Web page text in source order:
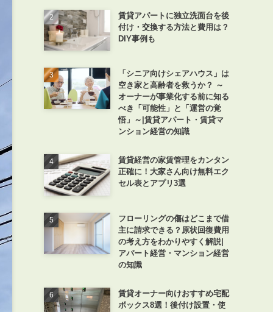
賃貸アパートに独立洗面台を後
付け・交換する方法と費用は？
DIY事例も
「シニア向けシェアハウス」は
空き家と高齢者を救うか？ ～
オーナーが事業化する前に知る
べき「可能性」と「運営の覚
悟」～|賃貸アパート・賃貸マ
ンション経営の知識
賃貸経営の家賃管理をカンタン
正確に！大家さん向け無料エク
セル表とアプリ3選
フローリングの傷はどこまで借
主に請求できる？原状回復費用
の考え方をわかりやすく解説|
アパート経営・マンション経営
の知識
賃貸オーナー向けおすすめ宅配
ボックス8選！後付け設置・使